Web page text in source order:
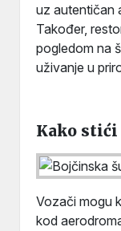
uz autentičan
Također,
pogledom na
uživanje u
Kako stići
Vozači mogu
kod